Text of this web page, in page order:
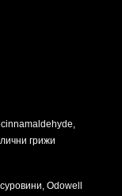
грижи
Odowell